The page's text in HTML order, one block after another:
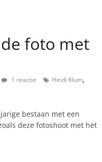
foto met
1 reactie Heidi Klum,
bestaan met een
deze fotoshoot met het